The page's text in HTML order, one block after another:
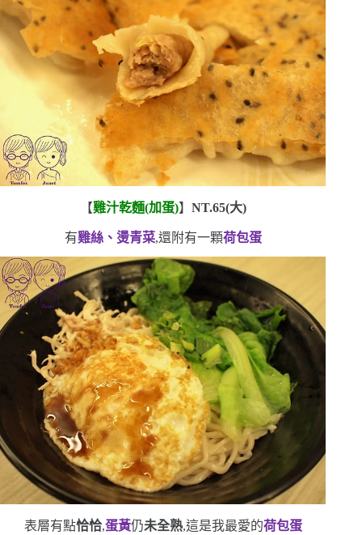
【雞汁乾麵(加蛋)】 NT.65(大)
有雞絲、燙青菜,還附有一顆荷包蛋
表層有點恰恰,蛋黃仍未全熟,這是我最愛的荷包蛋